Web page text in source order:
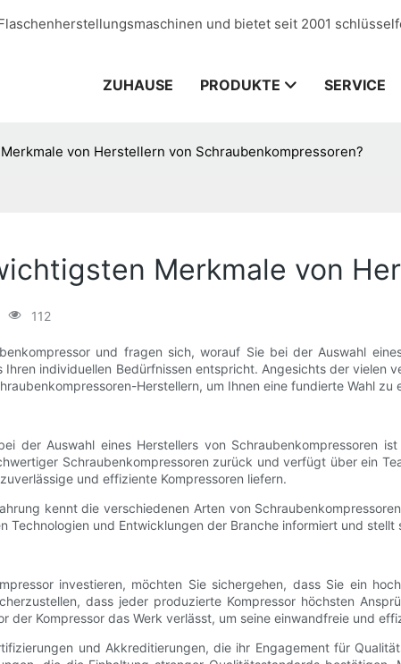
und bietet seit 2001
ZUHAUSE PRODUKTE SERVICE
von Herstellern von Schraubenkompressoren?
Merkmale von
112
und fragen sich, worauf Sie bei der Auswahl
individuellen Bedürfnissen entspricht. Angesichts der
Herstellern, um Ihnen eine fundierte Wahl zu
der Auswahl eines Herstellers von Schraubenkompressoren
Schraubenkompressoren zurück und verfügt über ein
und effiziente Kompressoren liefern.
kennt die verschiedenen Arten von
Technologien und Entwicklungen der Branche informiert und
investieren, möchten Sie sichergehen, dass Sie ein
dass jeder produzierte Kompressor höchsten
der Kompressor das Werk verlässt, um seine einwandfreie und
und Akkreditierungen, die ihr Engagement für